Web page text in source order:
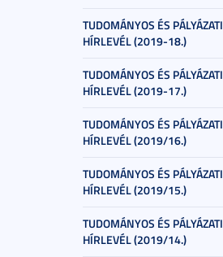
TUDOMÁNYOS ÉS PÁLYÁZATI
HÍRLEVÉL (2019-18.)
TUDOMÁNYOS ÉS PÁLYÁZATI
HÍRLEVÉL (2019-17.)
TUDOMÁNYOS ÉS PÁLYÁZATI
HÍRLEVÉL (2019/16.)
TUDOMÁNYOS ÉS PÁLYÁZATI
HÍRLEVÉL (2019/15.)
TUDOMÁNYOS ÉS PÁLYÁZATI
HÍRLEVÉL (2019/14.)